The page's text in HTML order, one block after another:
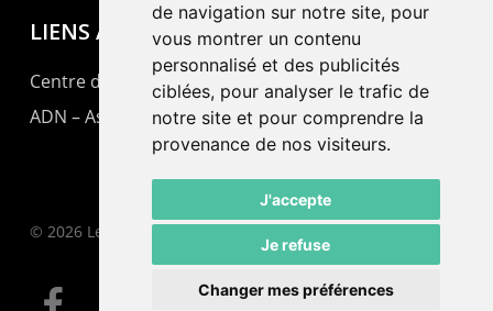
de navigation sur notre site, pour
vous montrer un contenu
personnalisé et des publicités
ciblées, pour analyser le trafic de
notre site et pour comprendre la
provenance de nos visiteurs.
J'accepte
Je refuse
Changer mes préférences
LIENS AMIS
Centre de culture ABC
ADN – Association Danse Neuchâtel
© 2026 Le Pommier.
facebook email